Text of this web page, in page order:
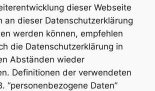
dieser Webseite
an dieser Datenschutzerklärung
werden können, empfehlen
die Datenschutzerklärung in
Abständen wieder
Definitionen der verwendeten
“personenbezogene Daten”